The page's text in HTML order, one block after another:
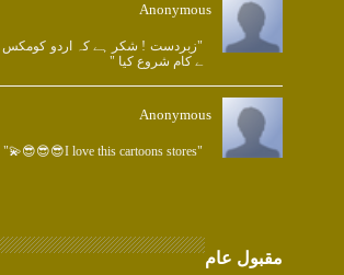
Anonymous
"زبردست ! شکر ہے کہ اردو کومکس
ے کام شروع کیا "
Anonymous
"I love this cartoons stores😎😎😎💫"
مقبول عام